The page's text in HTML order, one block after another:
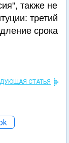
также не
третий
срока
СТАТЬЯ